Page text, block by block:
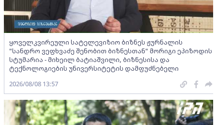
ყოველკვირეული სატელევიზიო ბიზნეს ჟურნალის
"სანდრო ვეფხვაძე შენობით ბიზნესთან" მორიგი ეპიზოდის
სტუმარია - მიხეილ ბატიაშვილი, ბიზნესისა და
ტექნოლოგიების უნივერსიტეტის დამფუძნებელი
2026/08/08 13:57